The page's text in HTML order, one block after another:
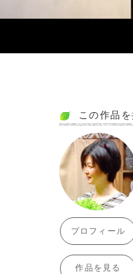
この作品
プロフィール
作品を見る